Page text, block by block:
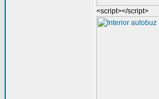
<script></script>